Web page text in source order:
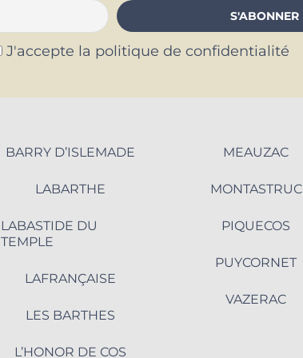
J'accepte la politique de confidentialité
BARRY D’ISLEMADE
LABARTHE
LABASTIDE DU
TEMPLE
LAFRANÇAISE
LES BARTHES
L’HONOR DE COS
MEAUZAC
MONTASTRUC
PIQUECOS
PUYCORNET
VAZERAC